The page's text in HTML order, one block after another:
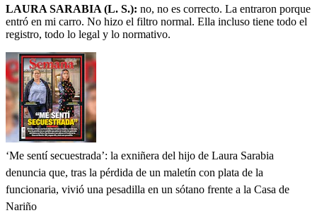
LAURA SARABIA (L. S.): no, no es correcto. La entraron porque
entró en mi carro. No hizo el filtro normal. Ella incluso tiene todo el
registro, todo lo legal y lo normativo.
‘Me sentí secuestrada’: la exniñera del hijo de Laura Sarabia
denuncia que, tras la pérdida de un maletín con plata de la
funcionaria, vivió una pesadilla en un sótano frente a la Casa de
Nariño